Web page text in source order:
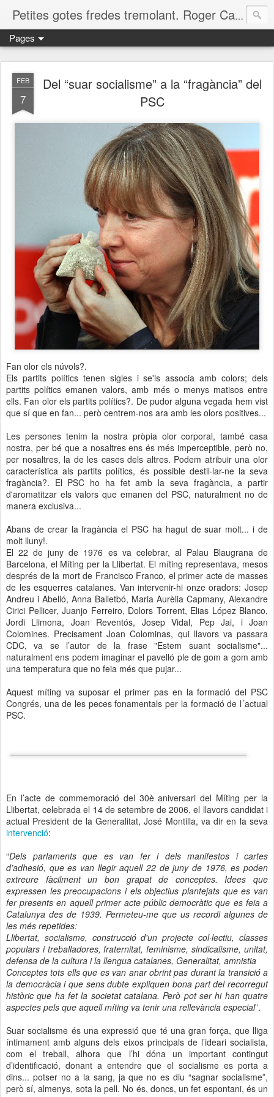
Petites gotes fredes tremolant. Roger Casero Gumbau. Girona
Pages
FEB
7
Del “suar socialisme” a la “fragància” del
PSC
Fan olor els núvols?.
Els partits polítics tenen sigles i se'ls associa amb colors; dels
partits polítics emanen valors, amb més o menys matisos entre
ells. Fan olor els partits polítics?. De pudor alguna vegada hem vist
que sí que en fan... però centrem-nos ara amb les olors positives...
Les persones tenim la nostra pròpia olor corporal, també casa
nostra, per bé que a nosaltres ens és més imperceptible, però no,
per nosaltres, la de les cases dels altres. Podem atribuir una olor
característica als partits polítics, és possible destil·lar-ne la seva
fragància?. El PSC ho ha fet amb la seva fragància, a partir
d'aromatitzar els valors que emanen del PSC, naturalment no de
manera exclusiva...
Abans de crear la fragància el PSC ha hagut de suar molt... i de
molt lluny!.
El 22 de juny de 1976 es va celebrar, al Palau Blaugrana de
Barcelona, el Míting per la Llibertat. El míting representava, mesos
després de la mort de Francisco Franco, el primer acte de masses
de les esquerres catalanes. Van intervenir-hi onze oradors: Josep
Andreu i Abelló, Anna Balletbó, Maria Aurèlia Capmany, Alexandre
Cirici Pellicer, Juanjo Ferreiro, Dolors Torrent, Elias López Blanco,
Jordi Llimona, Joan Reventós, Josep Vidal, Pep Jai, i Joan
Colomines. Precisament Joan Colominas, qui llavors va passara
CDC, va se l’autor de la frase "Estem suant socialisme"...
naturalment ens podem imaginar el pavelló ple de gom a gom amb
una temperatura que no feia més que pujar...
Aquest míting va suposar el primer pas en la formació del PSC
Congrés, una de les peces fonamentals per la formació de l´actual
PSC.
En l’acte de commemoració del 30è aniversari del Míting per la
Llibertat, celebrada el 14 de setembre de 2006, el llavors candidat i
actual President de la Generalitat, José Montilla, va dir en la seva
intervenció:
“Dels parlaments que es van fer i dels manifestos i cartes
d’adhesió, que es van llegir aquell 22 de juny de 1976, es poden
extreure fàcilment un bon grapat de conceptes. Idees que
expressen les preocupacions i els objectius plantejats que es van
fer presents en aquell primer acte públic democràtic que es feia a
Catalunya des de 1939. Permeteu-me que us recordi algunes de
les més repetides:
Llibertat, socialisme, construcció d'un projecte col·lectiu, classes
populars i treballadores, fraternitat, feminisme, sindicalisme, unitat,
defensa de la cultura i la llengua catalanes, Generalitat, amnistia
Conceptes tots ells que es van anar obrint pas durant la transició a
la democràcia i que sens dubte expliquen bona part del recorregut
històric que ha fet la societat catalana. Però pot ser hi han quatre
aspectes pels que aquell míting va tenir una rellevància especial”.
Suar socialisme és una expressió que té una gran força, que lliga
íntimament amb alguns dels eixos principals de l’ideari socialista,
com el treball, alhora que l’hi dóna un important contingut
d’identificació, donant a entendre que el socialisme es porta a
dins... potser no a la sang, ja que no es diu “sagnar socialisme”,
però sí, almenys, sota la pell. No és, doncs, un fet espontani, és un